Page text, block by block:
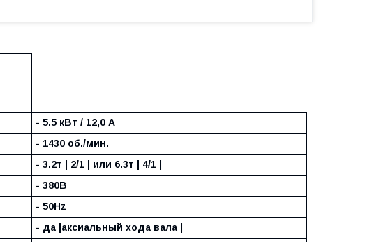
- 5.5 кВт / 12,0 А
- 1430 об./мин.
- 3.2т | 2/1 | или 6.3т | 4/1 |
- 380В
- 50Hz
- да |аксиальный хода вала |